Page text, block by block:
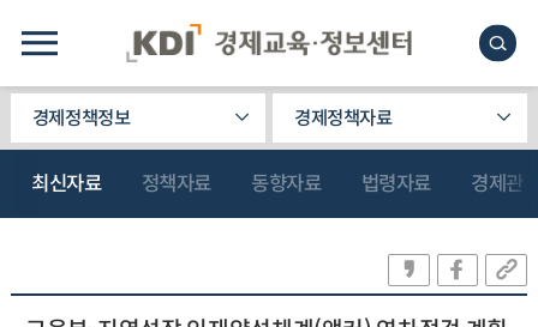
경제정책정보 경제정책자료
최신자료 정책자료 동향자료 법령자료 경제관